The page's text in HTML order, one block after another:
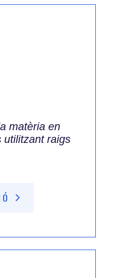
matèria en
utilitzant raigs